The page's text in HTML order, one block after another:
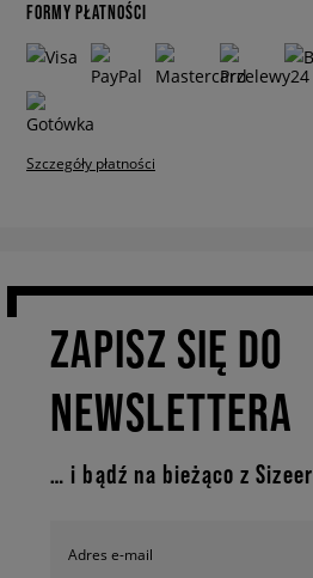
FORMY PŁATNOŚCI
Szczegóły płatności
ZAPISZ SIĘ DO
NEWSLETTERA
… i bądź na bieżąco z Sizeer
Adres e-mail